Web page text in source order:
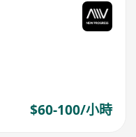
$60-100/小時